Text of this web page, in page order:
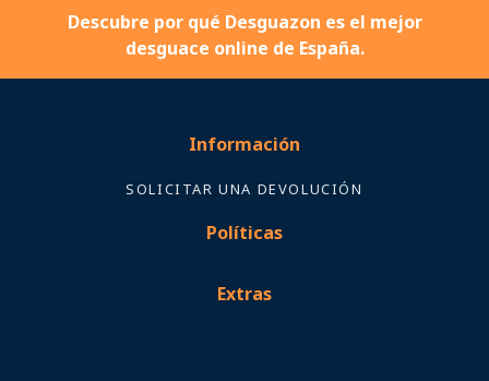
Descubre por qué Desguazon es el mejor
desguace online de España.
Información
SOLICITAR UNA DEVOLUCIÓN
Políticas
Extras